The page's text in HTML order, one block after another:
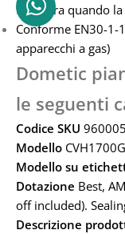
fornitura quando
Conforme EN30-
apparecchi a gas)
Dometic
le seguenti
Codice SKU
Modello CVH1700G
Modello su
Dotazione Best,
off included).
Descrizione